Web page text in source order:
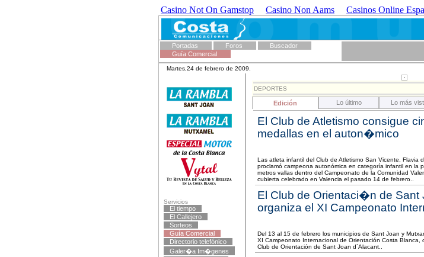
Casino Not On Gamstop Casino Non Aams Casinos Online
Portadas Foros
Buscador
Guía Comercial
Martes,24 de febrero de 2009.
Servicios
El tiempo
El Callejero
Sorteos
Guía Comercial
Directorio telefónico
Galer�a Im�genes
DEPORTES
Edición Lo último Lo más
El Club de Atletismo consigue
medallas en el auton�mico
Las atleta infantil del Club de Atletismo San Vicente, Flavia
proclamó campeona autonómica en categoría infantil en la
metros vallas dentro del Campeonato de la Comunidad
cubierta celebrado en Valencia el pasado 14 de febrero..
El Club de Orientaci�n de Sant
organiza el XI Campeonato
Del 13 al 15 de febrero los municipios de Sant Joan y
XI Campeonato Internacional de Orientación Costa Blanca,
Club de Orientación de Sant Joan d´Alacant..